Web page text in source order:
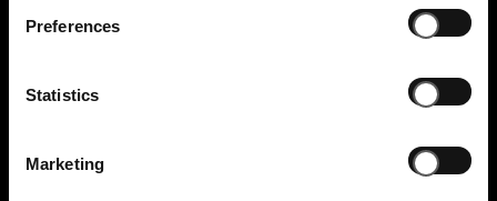
Preferences
Statistics
Marketing
SA.
Restaurant Schlossberg